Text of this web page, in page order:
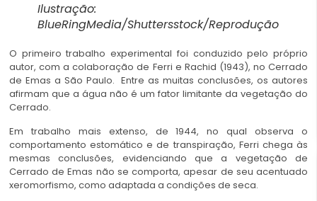
Ilustração:
BlueRingMedia/Shuttersstock/Reprodução
O primeiro trabalho experimental foi conduzido pelo próprio
autor, com a colaboração de Ferri e Rachid (1943), no Cerrado
de Emas a São Paulo. Entre as muitas conclusões, os autores
afirmam que a água não é um fator limitante da vegetação do
Cerrado.
Em trabalho mais extenso, de 1944, no qual observa o
comportamento estomático e de transpiração, Ferri chega às
mesmas conclusões, evidenciando que a vegetação de
Cerrado de Emas não se comporta, apesar de seu acentuado
xeromorfismo, como adaptada a condições de seca.